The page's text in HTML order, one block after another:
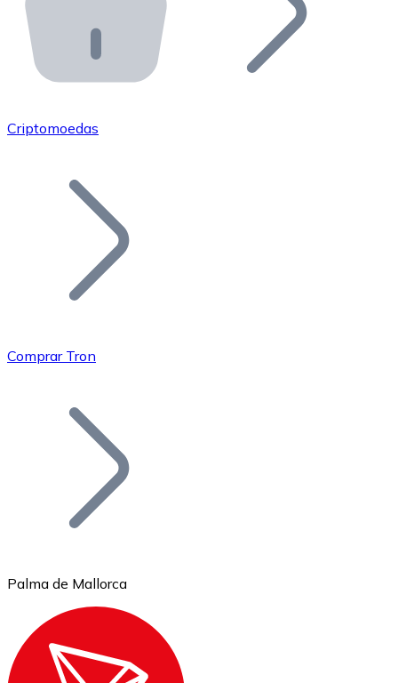
API Bitnovo
Integre nossa API no seu ecossistema.
Junte-se à nossa rede de revendedores e comercialize
Adicione o token do seu projeto ao nosso serviço de
Bitcoin
Ethereum
Criptomoedas
Comprar Tron
Palma de Mallorca